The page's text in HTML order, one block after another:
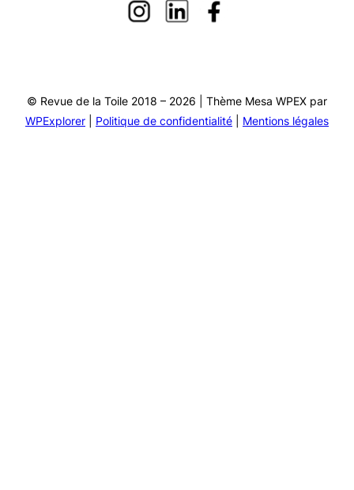
© Revue de la Toile 2018 – 2026 | Thème Mesa WPEX par
WPExplorer
Politique de confidentialité Mentions légales